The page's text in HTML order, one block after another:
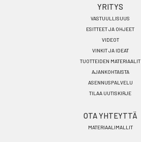
YRITYS
VASTUULLISUUS
ESITTEET JA OHJEET
VIDEOT
VINKIT JA IDEAT
TUOTTEIDEN MATERIAALIT
AJANKOHTAISTA
ASENNUSPALVELU
TILAA UUTISKIRJE
OTA YHTEYTTÄ
MATERIAALIMALLIT